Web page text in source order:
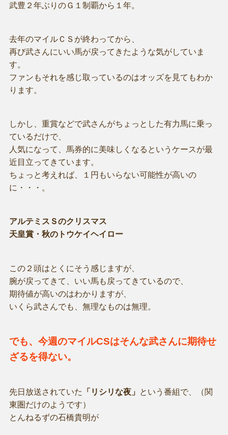
武豊２年ぶりのＧ１制覇から１年。
去年のマイルＣＳが終わってから、
再び武さんにいい馬が戻ってきたような気がしていま
す。
ファンもそれを感じ取っているのはオッズを見てもわか
ります。
しかし、重賞などで武さんがちょっとした有力馬に乗っ
ているだけで、
人気になって、馬券的に美味しくなるというケースが最
近目立ってきています。
ちょっと考えれば、１円もいらない可能性が高いの
に・・・。
アルテミスＳのクリスマス
天皇賞・秋のトウケイヘイロー
この２頭はとくにそう感じますが、
腕が戻ってきて、いい馬も戻ってきているので、
期待値が高いのはわかりますが、
いくら武さんでも、無理なものは無理。
でも、今週のマイルCSはそんな武さんに期待せ
ざるを得ない。
先日放送されていた 「リシリな夜」 という番組で、（関
東圏だけのようです）
とんねるずの石橋貴明が